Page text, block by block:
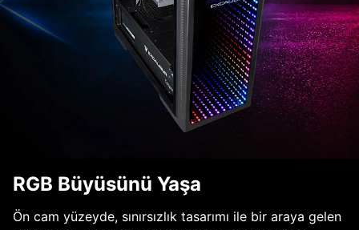
RGB Büyüsünü Yaşa
Ön cam yüzeyde, sınırsızlık tasarımı ile bir araya gelen